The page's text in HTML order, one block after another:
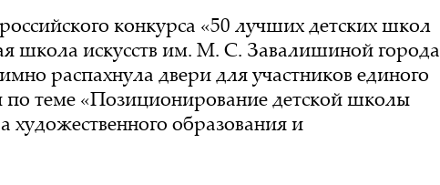
конкурса «50 лучших детских школ
школа искусств им. М. С. Завалишиной города
распахнула двери для участников единого
по теме «Позиционирование детской школы
художественного образования и